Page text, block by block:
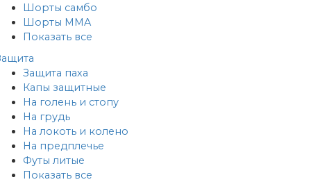
Шорты самбо
Шорты MMA
Показать все
Защита паха
Капы защитные
На голень и стопу
На грудь
На локоть и колено
На предплечье
Футы литые
Показать все